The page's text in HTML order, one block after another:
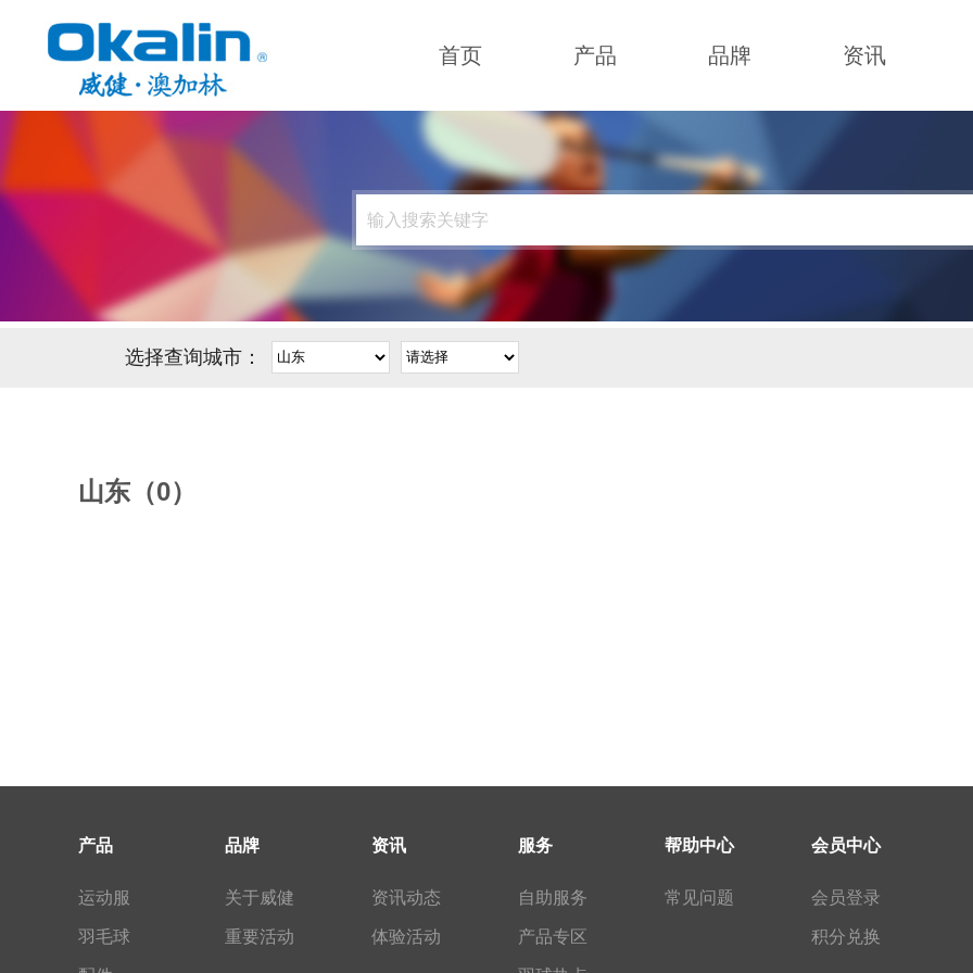
首页 产品 品牌 资讯
选择查询城市：
山东（0）
产品
运动服
羽毛球
品牌
关于威健
重要活动
资讯
资讯动态
体验活动
服务
自助服务
产品专区
帮助中心
常见问题
会员中心
会员登录
积分兑换